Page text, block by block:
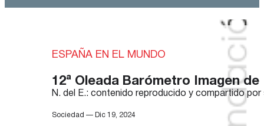
ESPAÑA EN EL MUNDO
12ª Oleada Barómetro Imagen de
N. del E.: contenido reproducido y compartido
Sociedad — Dic 19, 2024